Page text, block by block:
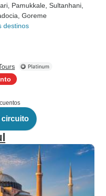
, Pamukkale , Sultanhani
, Goreme
destinos
circuito